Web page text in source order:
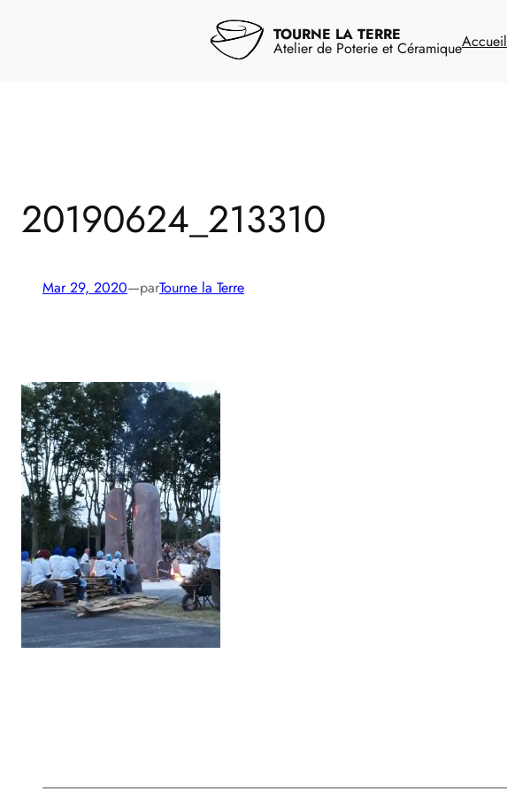
TOURNE LA TERRE
Atelier de Poterie et CéramiqueAccueil
20190624_213310
Mar 29, 2020—parTourne la Terre